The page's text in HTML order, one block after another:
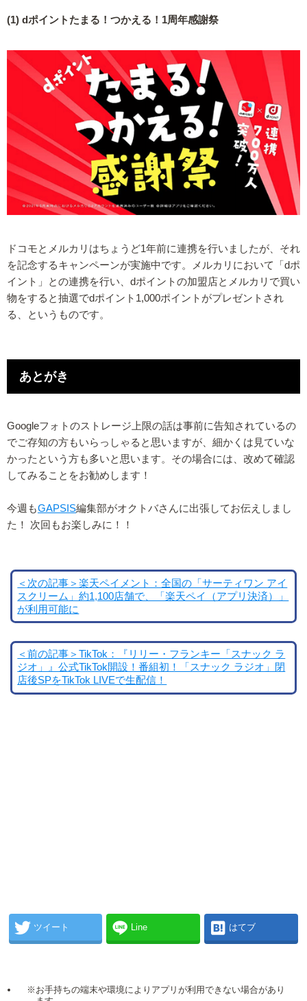
(1) dポイントたまる！つかえる！1周年感謝祭
ドコモとメルカリはちょうど1年前に連携を行いましたが、それ
を記念するキャンペーンが実施中です。メルカリにおいて「dポ
イント」との連携を行い、dポイントの加盟店とメルカリで買い
物をすると抽選でdポイント1,000ポイントがプレゼントされ
る、というものです。
あとがき
Googleフォトのストレージ上限の話は事前に告知されているの
でご存知の方もいらっしゃると思いますが、細かくは見ていな
かったという方も多いと思います。その場合には、改めて確認
してみることをお勧めします！
今週もGAPSIS編集部がオクトバさんに出張してお伝えしまし
た！ 次回もお楽しみに！！
＜次の記事＞楽天ペイメント：全国の「サーティワン アイ
スクリーム」約1,100店舗で、「楽天ペイ（アプリ決済）」
が利用可能に
＜前の記事＞TikTok：『リリー・フランキー「スナック ラ
ジオ」』公式TikTok開設！番組初！「スナック ラジオ」閉
店後SPをTikTok LIVEで生配信！
ツイート Line はてブ
※お手持ちの端末や環境によりアプリが利用できない場合があり